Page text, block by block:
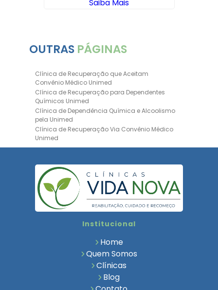
Saiba Mais
OUTRAS PÁGINAS
Clínica de Recuperação que Aceitam
Convênio Médico Unimed
Clínica de Recuperação para Dependentes
Químicos Unimed
Clínica de Dependência Química e Alcoolismo
pela Unimed
Clínica de Recuperação Via Convênio Médico
Unimed
Clínica de Recuperação Convênio Bradesco
Bradesco Saúde
Hospital Psiquiátrico para Dependentes
Químicos Unimed
Internação Unimed para Dependentes
Químicos
Bradesco Saúde
Clinica de Recuperação de Dependentes
Tratamento para Dependência Química e
Institucional
Home
Quem Somos
Clínicas
Blog